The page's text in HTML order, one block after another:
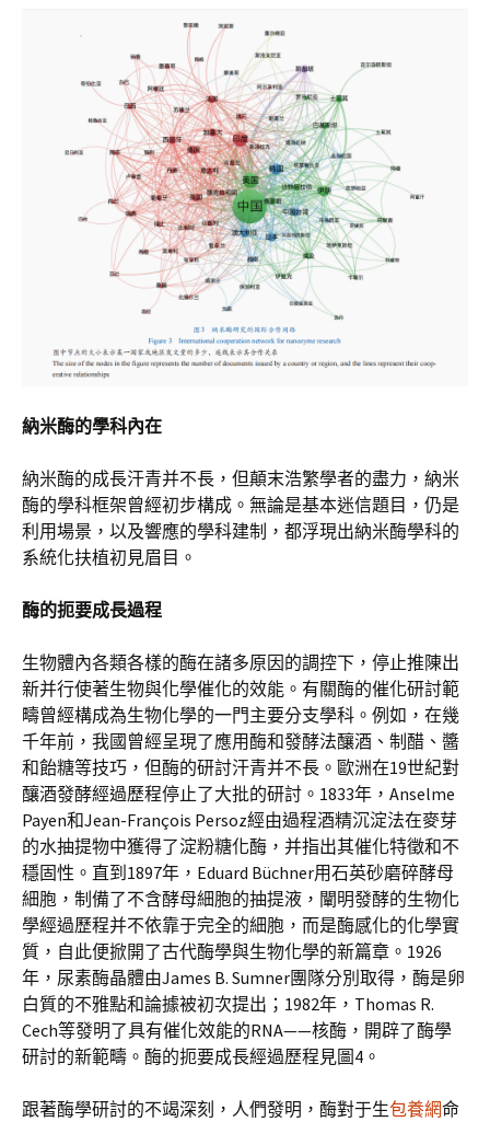
納米酶的學科內在
納米酶的成長汗青并不長，但顛末浩繁學者的盡力，納米
酶的學科框架曾經初步構成。無論是基本迷信題目，仍是
利用場景，以及響應的學科建制，都浮現出納米酶學科的
系統化扶植初見眉目。
酶的扼要成長過程
生物體內各類各樣的酶在諸多原因的調控下，停止推陳出
新并行使著生物與化學催化的效能。有關酶的催化研討範
疇曾經構成為生物化學的一門主要分支學科。例如，在幾
千年前，我國曾經呈現了應用酶和發酵法釀酒、制醋、醬
和飴糖等技巧，但酶的研討汗青并不長。歐洲在19世紀對
釀酒發酵經過歷程停止了大批的研討。1833年，Anselme
Payen和Jean-François Persoz經由過程酒精沉淀法在麥芽
的水抽提物中獲得了淀粉糖化酶，并指出其催化特徵和不
穩固性。直到1897年，Eduard Büchner用石英砂磨碎酵母
細胞，制備了不含酵母細胞的抽提液，闡明發酵的生物化
學經過歷程并不依靠于完全的細胞，而是酶感化的化學實
質，自此便掀開了古代酶學與生物化學的新篇章。1926
年，尿素酶晶體由James B. Sumner團隊分別取得，酶是卵
白質的不雅點和論據被初次提出；1982年，Thomas R.
Cech等發明了具有催化效能的RNA——核酶，開辟了酶學
研討的新範疇。酶的扼要成長經過歷程見圖4。
跟著酶學研討的不竭深刻，人們發明，酶對于生包養網命